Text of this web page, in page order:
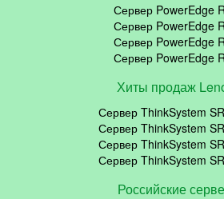
Сервер PowerEdge
Сервер PowerEdge
Сервер PowerEdge
Сервер PowerEdge
Хиты продаж
Сервер ThinkSystem
Сервер ThinkSystem
Сервер ThinkSystem
Сервер ThinkSystem
Российские